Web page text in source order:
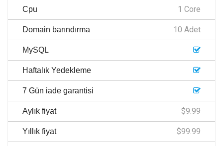
Cpu 1 Core
Domain barındırma 10 Adet
MySQL
Haftalık Yedekleme
7 Gün iade garantisi
Aylık fiyat $9.99
Yıllık fiyat $99.99